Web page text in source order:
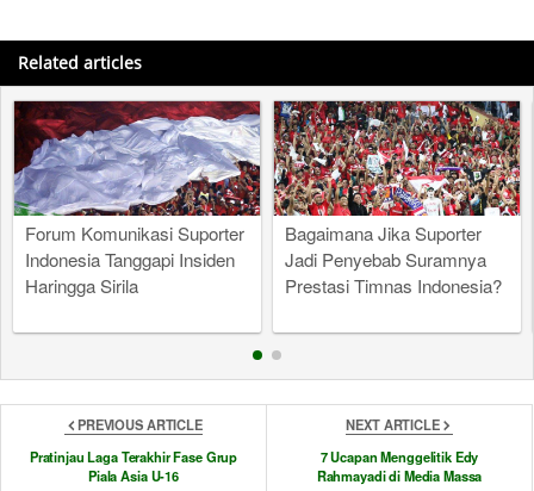
Related articles
Forum Komunikasi Suporter
Indonesia Tanggapi Insiden
Haringga Sirila
Bagaimana Jika Suporter
Jadi Penyebab Suramnya
Prestasi Timnas Indonesia?
PREVIOUS ARTICLE
Pratinjau Laga Terakhir Fase Grup
Piala Asia U-16
NEXT ARTICLE
7 Ucapan Menggelitik Edy
Rahmayadi di Media Massa